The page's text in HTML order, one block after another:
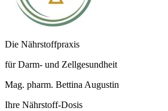
Die Nährstoffpraxis
für Darm- und Zellgesundheit
Mag. pharm. Bettina Augustin
Ihre Nährstoff-Dosis